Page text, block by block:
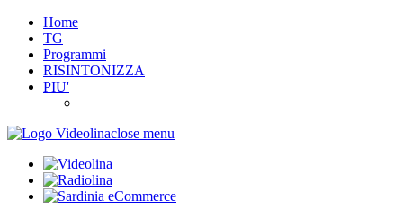
Home
TG
Programmi
RISINTONIZZA
PIU'
close menu